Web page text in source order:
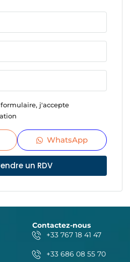
j'accepte
WhatsApp
un RDV
Contactez-nous
+33 767 18 41 47
+33 686 08 55 70